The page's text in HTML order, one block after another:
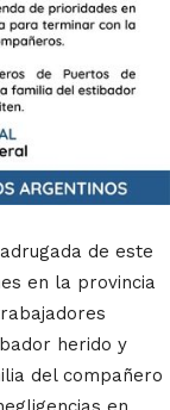
de este
en la provincia
herido y
del compañero